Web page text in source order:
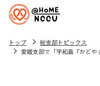
トップ
総支部トピックス
愛媛支部で「宇和島『かど